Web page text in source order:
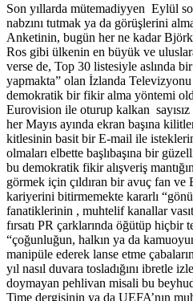
Son yıllarda mütemadiyyen Eylül
nabzını tutmak ya da görüşlerini
Anketinin, bugün her ne kadar
Ros gibi ülkenin en büyük ve
verse de, Top 30 listesiyle aslında
yapmakta” olan İzlanda
demokratik bir fikir alma yöntemi
Eurovision ile oturup kalkan
her Mayıs ayında ekran başına
kitlesinin basit bir E-mail ile
olmaları elbette başlıbaşına bir
bu demokratik fikir alışveriş
görmek için çıldıran bir avuç fan ve
kariyerini bitirmemekte kararlı
fanatiklerinin , muhtelif kanallar
fırsatı PR çarklarında öğütüp hiçbir
“çoğunluğun, halkın ya da
manipüle ederek lanse etme
yıl nasıl duvara tosladığını ibretle
doymayan pehlivan misali bu
Time dergisinin ya da UEFA’nın